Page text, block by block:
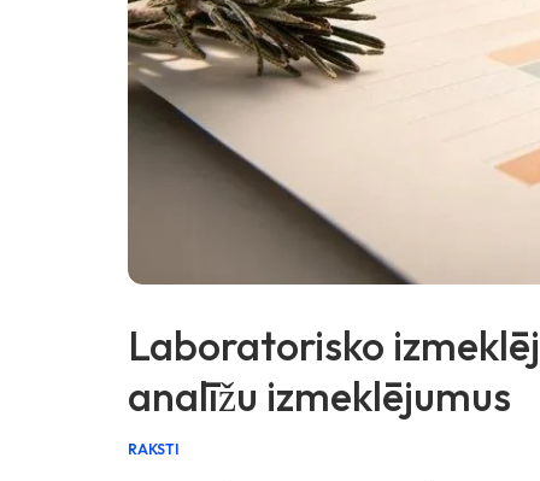
Laboratorisko
analīžu izmeklējumus
RAKSTI